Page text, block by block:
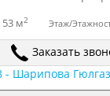
53 м2 Этаж/
Заказать
- Шарипова Гюлгаз